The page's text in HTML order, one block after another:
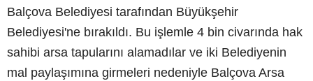
Balçova Belediyesi tarafından Büyükşehir
Belediyesi'ne bırakıldı. Bu işlemle 4 bin civarında hak
sahibi arsa tapularını alamadılar ve iki Belediyenin
mal paylaşımına girmeleri nedeniyle Balçova Arsa